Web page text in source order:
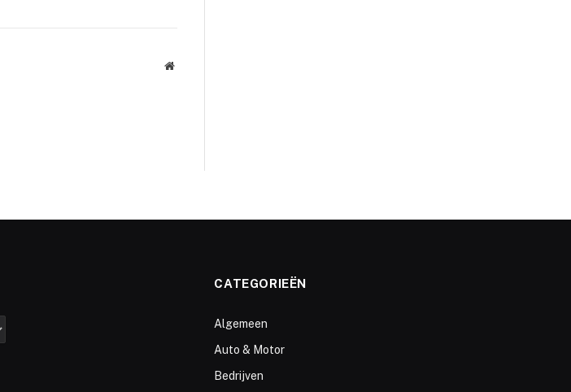
Website
CATEGORIEËN
Algemeen
Auto & Motor
Bedrijven